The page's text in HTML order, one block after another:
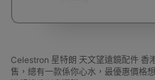
Celestron 星特朗 天文望遠鏡配件 香
售，總有一款係你心水，最優惠價格